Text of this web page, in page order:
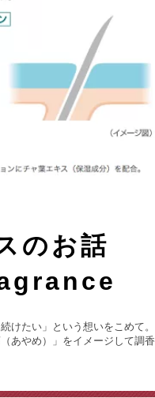
のお話
けたい」という想いをこめて。
あやめ）」をイメージして調